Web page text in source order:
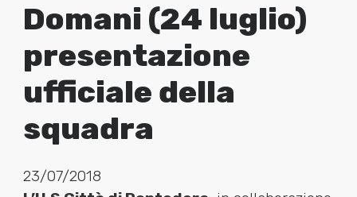
Domani (24 luglio)
presentazione
ufficiale della
squadra
23/07/2018